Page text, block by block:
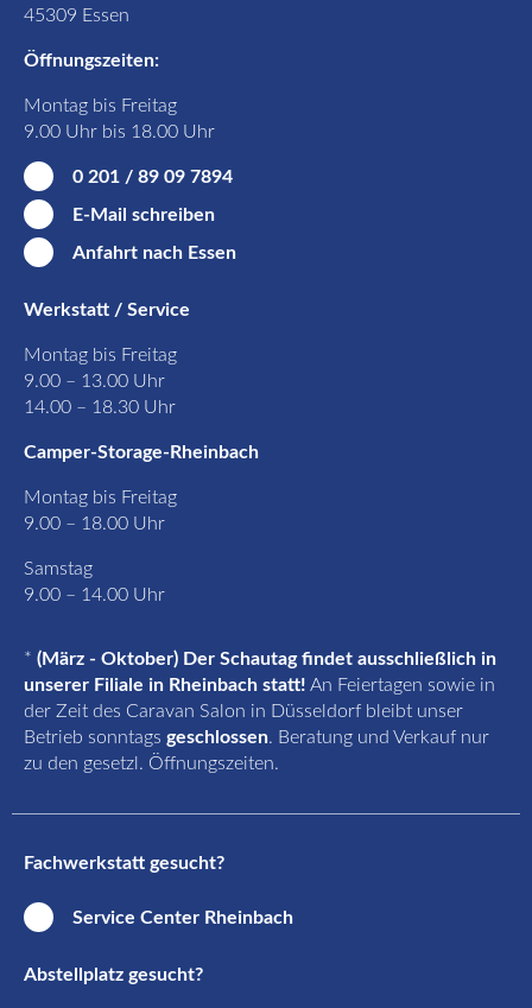
45309 Essen
Öffnungszeiten:
Montag bis Freitag
9.00 Uhr bis 18.00 Uhr
0 201 / 89 09 7894
E-Mail schreiben
Anfahrt nach Essen
Werkstatt / Service
Montag bis Freitag
9.00 – 13.00 Uhr
14.00 – 18.30 Uhr
Camper-Storage-Rheinbach
Montag bis Freitag
9.00 – 18.00 Uhr
Samstag
9.00 – 14.00 Uhr
* (März - Oktober) Der Schautag findet ausschließlich in
unserer Filiale in Rheinbach statt! An Feiertagen sowie in
der Zeit des Caravan Salon in Düsseldorf bleibt unser
Betrieb sonntags geschlossen. Beratung und Verkauf nur
zu den gesetzl. Öffnungszeiten.
Fachwerkstatt gesucht?
Service Center Rheinbach
Abstellplatz gesucht?